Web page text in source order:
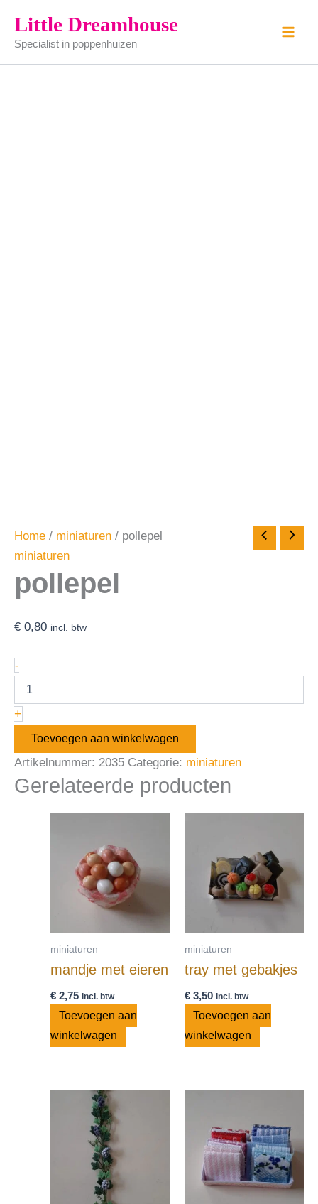
naar
inhoud
Little Dreamhouse
Specialist in poppenhuizen
Home / miniaturen / pollepel
miniaturen
pollepel
€ 0,80 incl. btw
-
aantal
+
Toevoegen aan winkelwagen
Artikelnummer: 2035 Categorie: miniaturen
Gerelateerde producten
miniaturen
mandje met eieren
€ 2,75 incl. btw
Toevoegen aan
winkelwagen
miniaturen
tray met gebakjes
€3,50 incl. btw
Toevoegen aan
winkelwagen